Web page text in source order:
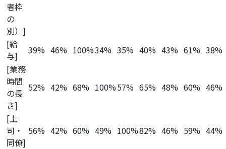
者枠
の
別）]
[給
与]
39% 46% 100%34% 35% 40% 43% 61% 38%
[業務
時間
の長
さ]
52% 42% 68% 100%57% 65% 48% 60% 46%
[上
司・
同僚]
56% 42% 60% 49% 100%82% 46% 59% 44%